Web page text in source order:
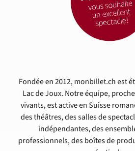
Fondée en 2012, monbillet.ch est
Lac de Joux. Notre équipe,
vivants, est active en Suisse
des théâtres, des salles de
indépendantes, des
professionnels, des boîtes de